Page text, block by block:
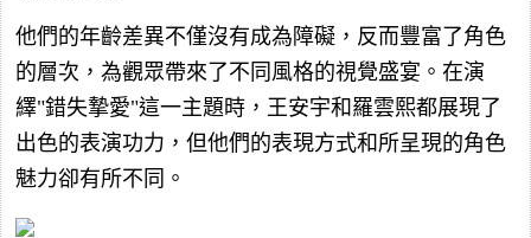
他們的年齡差異不僅沒有成為障礙，反而豐富了角色
的層次，為觀眾帶來了不同風格的視覺盛宴。在演
繹"錯失摯愛"這一主題時，王安宇和羅雲熙都展現了
出色的表演功力，但他們的表現方式和所呈現的角色
魅力卻有所不同。